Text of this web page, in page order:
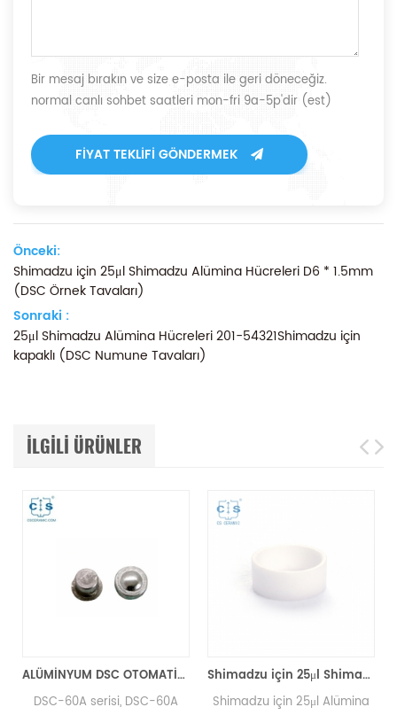
Bir mesaj bırakın ve size e-posta ile geri döneceğiz.
normal canlı sohbet saatleri mon-fri 9a-5p'dir (est)
FIYAT TEKLIFI GÖNDERMEK
Önceki:
Shimadzu için 25μl Shimadzu Alümina Hücreleri D6 * 1.5mm
(DSC Örnek Tavaları)
Sonraki :
25μl Shimadzu Alümina Hücreleri 201-54321Shimadzu için
kapaklı (DSC Numune Tavaları)
ILGILI ÜRÜNLER
ALÜMİNYUM DSC OTOMATİK Numune Alma Cihazı Mühür Tavaları Shimadzu 346-68518-91'e eşdeğer
DSC-60A serisi, DSC-60A
Shimadzu için 25μl Shimadzu Alümina Hücreleri D6 * 1.5mm (DSC Örnek Tavaları)
Shimadzu için 25μl Alümina